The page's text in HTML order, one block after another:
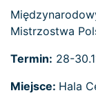
Mistrzostwa
Termin: 28-
Miejsce: Hala